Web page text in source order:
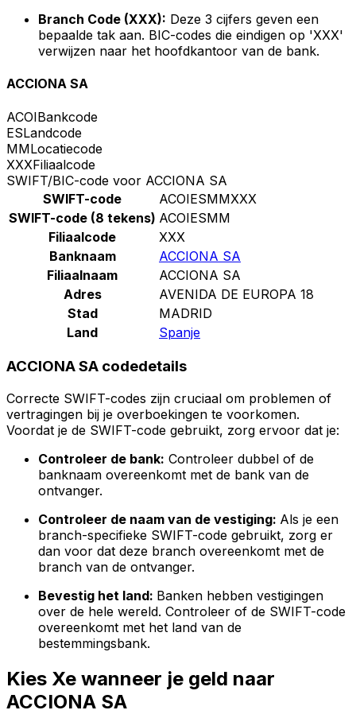
Branch Code (XXX): Deze 3 cijfers geven een
bepaalde tak aan. BIC-codes die eindigen op 'XXX'
verwijzen naar het hoofdkantoor van de bank.
ACCIONA SA
ACOIBankcode
ESLandcode
MMLocatiecode
XXXFiliaalcode
SWIFT/BIC-code voor ACCIONA SA
SWIFT-code
ACOIESMMXXX
SWIFT-code (8 tekens) ACOIESMM
Filiaalcode
XXX
Banknaam
ACCIONA SA
Filiaalnaam
ACCIONA SA
Adres
AVENIDA DE EUROPA 18
Stad
MADRID
Land
Spanje
ACCIONA SA codedetails
Correcte SWIFT-codes zijn cruciaal om problemen of
vertragingen bij je overboekingen te voorkomen.
Voordat je de SWIFT-code gebruikt, zorg ervoor dat je:
Controleer de bank: Controleer dubbel of de
banknaam overeenkomt met de bank van de
ontvanger.
Controleer de naam van de vestiging: Als je een
branch-specifieke SWIFT-code gebruikt, zorg er
dan voor dat deze branch overeenkomt met de
branch van de ontvanger.
Bevestig het land: Banken hebben vestigingen
over de hele wereld. Controleer of de SWIFT-code
overeenkomt met het land van de
bestemmingsbank.
Kies Xe wanneer je geld naar
ACCIONA SA